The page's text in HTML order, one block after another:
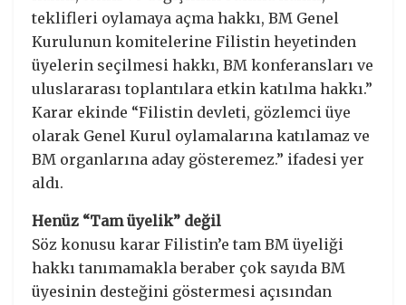
teklifleri oylamaya açma hakkı, BM Genel
Kurulunun komitelerine Filistin heyetinden
üyelerin seçilmesi hakkı, BM konferansları ve
uluslararası toplantılara etkin katılma hakkı.”
Karar ekinde “Filistin devleti, gözlemci üye
olarak Genel Kurul oylamalarına katılamaz ve
BM organlarına aday gösteremez.” ifadesi yer
aldı.
Henüz “Tam üyelik” değil
Söz konusu karar Filistin’e tam BM üyeliği
hakkı tanımamakla beraber çok sayıda BM
üyesinin desteğini göstermesi açısından